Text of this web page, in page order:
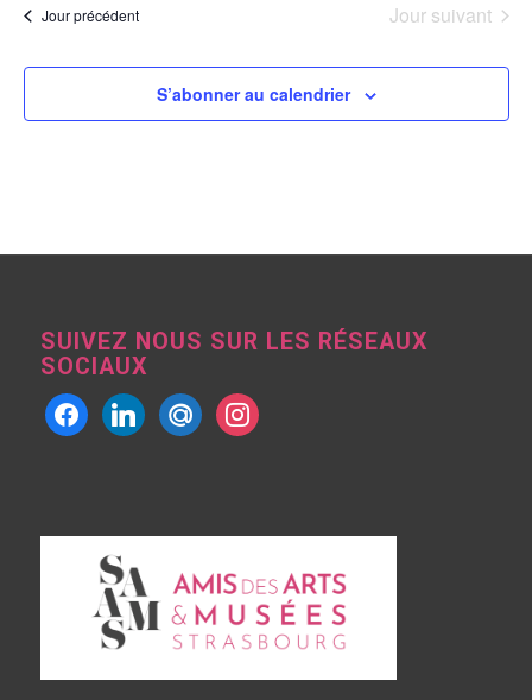
Jour précédent Jour suivant
S’abonner au calendrier
SUIVEZ NOUS SUR LES RÉSEAUX
SOCIAUX
facebooklinkedin mailru instagram